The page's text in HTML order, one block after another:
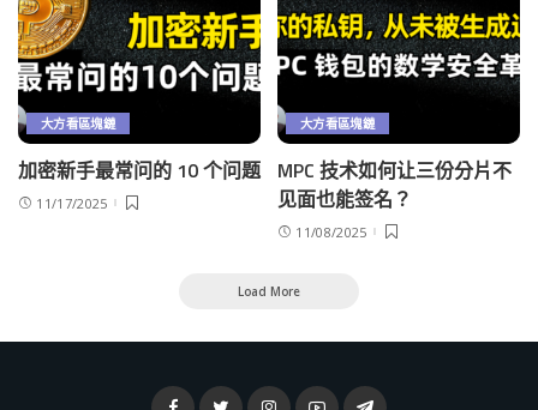
大方看區塊鏈
加密新手最常问的 10 个问题
11/17/2025
大方看區塊鏈
MPC 技术如何让三份分片不
见面也能签名？
11/08/2025
Load More